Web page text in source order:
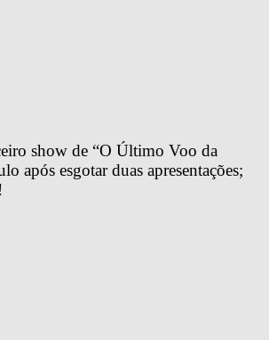
show de “O Último Voo da
após esgotar duas apresentações;